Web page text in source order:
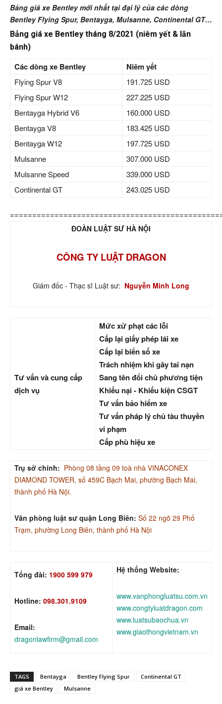
Bảng giá xe Bentley mới nhất tại đại lý của các dòng
Bentley Flying Spur, Bentayga, Mulsanne, Continental GT…
Bảng giá xe Bentley tháng 8/2021 (niêm yết & lăn
bánh)
Các dòng xe Bentley Niêm yết
Flying Spur V8
191.725 USD
Flying Spur W12
227.225 USD
Bentayga Hybrid V6
160.000 USD
Bentayga V8
183.425 USD
Bentayga W12
197.725 USD
Mulsanne
307.000 USD
Mulsanne Speed
339.000 USD
Continental GT
243.025 USD
ĐOÀN LUẬT SƯ HÀ NỘI
CÔNG TY LUẬT DRAGON
Giám đốc - Thạc sĩ Luật sư: Nguyễn Minh Long
Tư vấn và cung cấp
dịch vụ
Mức xử phạt các lỗi
Cấp lại giấy phép lái xe
Cấp lại biển số xe
Trách nhiệm khi gây tai nạn
Sang tên đổi chủ phương tiện
Khiếu nại - Khiếu kiện CSGT
Tư vấn bảo hiểm xe
Tư vấn pháp lý chủ tàu thuyền
vi phạm
Cấp phù hiệu xe
Trụ sở chính: Phòng 08 tầng 09 toà nhà VINACONEX
DIAMOND TOWER, số 459C Bạch Mai, phường Bạch Mai,
thành phố Hà Nội.
Văn phòng luật sư quận Long Biên: Số 22 ngõ 29 Phố
Trạm, phường Long Biên, thành phố Hà Nội
Tổng đài: 1900 599 979
Hotline: 098.301.9109
Email:
dragonlawfirm@gmail.com
Hệ thống Website:
www.vanphongluatsu.com.vn
www.congtyluatdragon.com
www.luatsubaochua.vn
www.giaothongvietnam.vn
TAGS Bentayga Bentley Flying Spur
Continental GT
giá xe Bentley
Mulsanne